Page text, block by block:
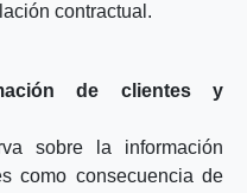
contractual.
de clientes y
sobre la información
como consecuencia de